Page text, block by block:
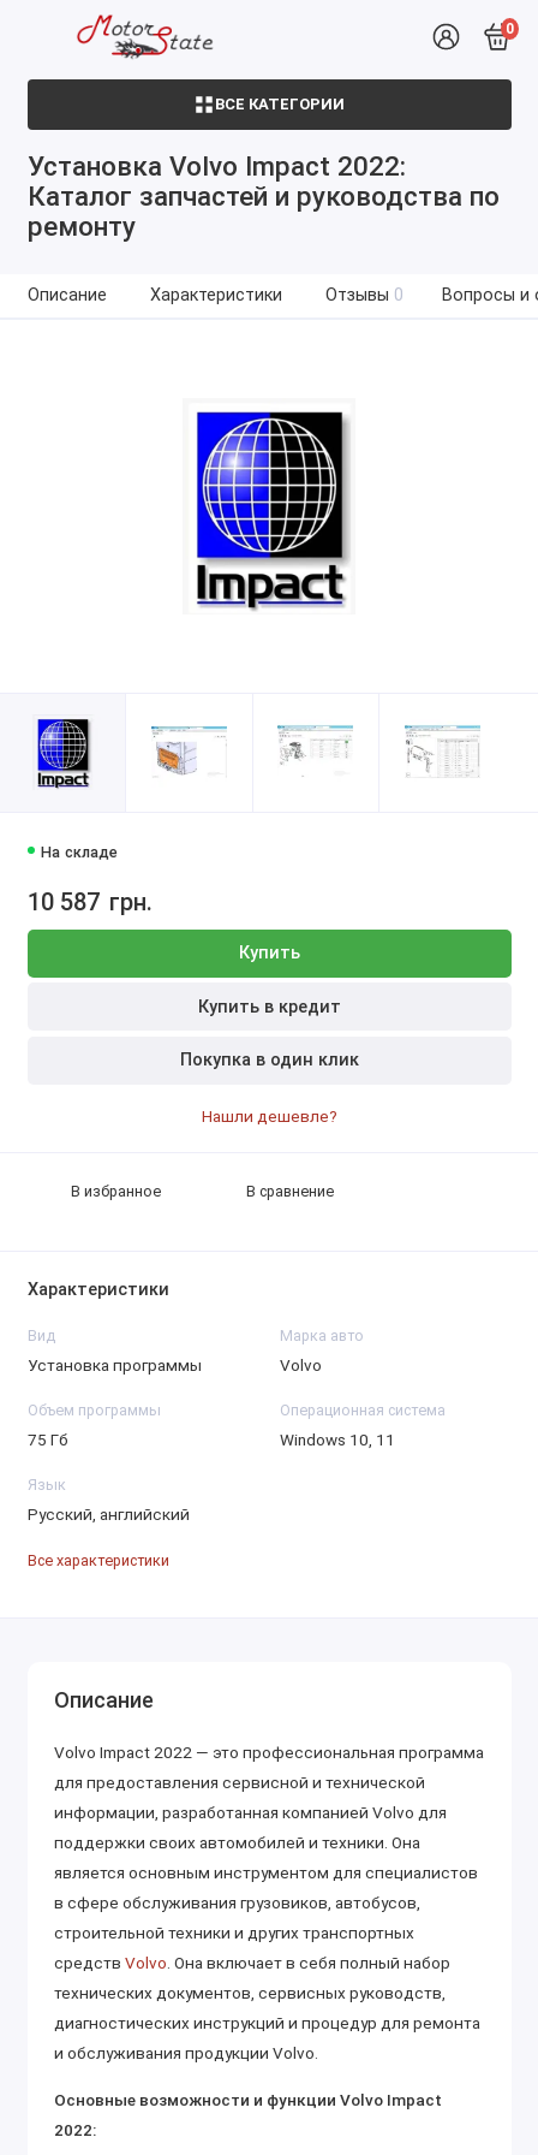
0
ВСЕ КАТЕГОРИИ
Установка Volvo Impact 2022:
Каталог запчастей и руководства по
ремонту
Описание Характеристики Отзывы 0 Вопросы и
На складе
10 587 грн.
Купить
Купить в кредит
Покупка в один клик
Нашли дешевле?
В избранное В сравнение
Характеристики
Вид
Установка программы
Марка авто
Volvo
Объем программы
75 Гб
Операционная система
Windows 10, 11
Язык
Русский, английский
Все характеристики
Описание
Volvo Impact 2022 — это профессиональная программа
для предоставления сервисной и технической
информации, разработанная компанией Volvo для
поддержки своих автомобилей и техники. Она
является основным инструментом для специалистов
в сфере обслуживания грузовиков, автобусов,
строительной техники и других транспортных
средств Volvo. Она включает в себя полный набор
технических документов, сервисных руководств,
диагностических инструкций и процедур для ремонта
и обслуживания продукции Volvo.
Основные возможности и функции Volvo Impact
2022: